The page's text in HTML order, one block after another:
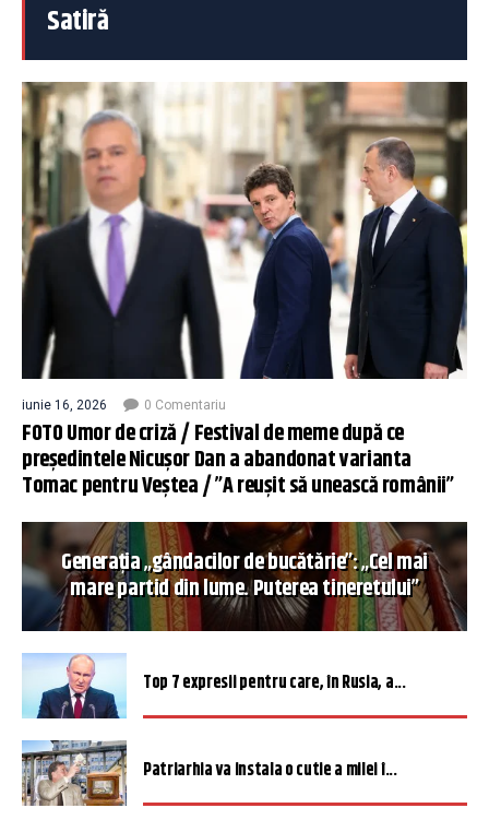
Satiră
iunie 16, 2026 0 Comentariu
FOTO Umor de criză / Festival de meme după ce
președintele Nicușor Dan a abandonat varianta
Tomac pentru Veștea / ”A reușit să unească românii”
Generația „gândacilor de bucătărie”: „Cel mai
mare partid din lume. Puterea tineretului”
Top 7 expresii pentru care, în Rusia, a...
Patriarhia va instala o cutie a milei î...